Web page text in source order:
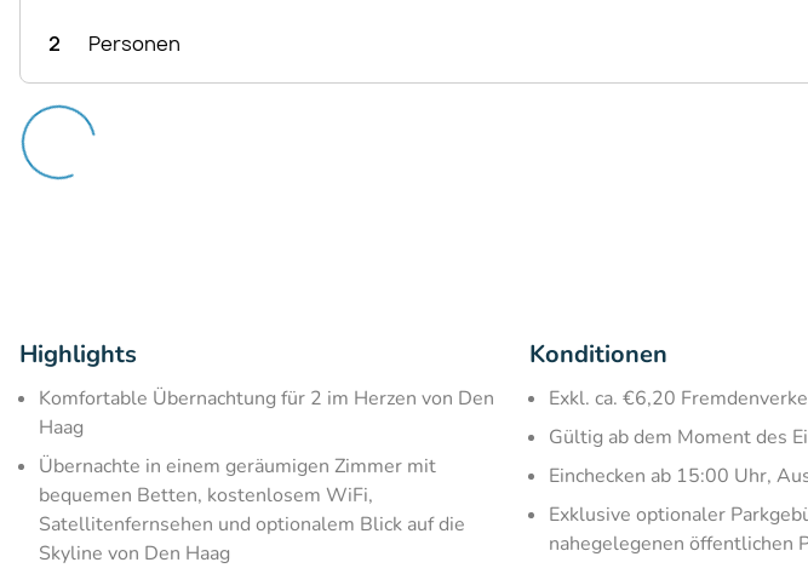
2 Personen
Highlights
Komfortable Übernachtung für 2 im Herzen von Den
Haag
Übernachte in einem geräumigen Zimmer mit
bequemen Betten, kostenlosem WiFi,
Satellitenfernsehen und optionalem Blick auf die
Skyline von Den Haag
Konditionen
Exkl. ca. €6,20
Gültig ab dem Moment des
Einchecken ab 15:00 Uhr,
Exklusive optionaler
nahegelegenen öffentlichen